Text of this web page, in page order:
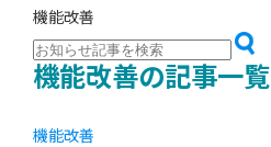
機能改善
機能改善の記事一覧
機能改善